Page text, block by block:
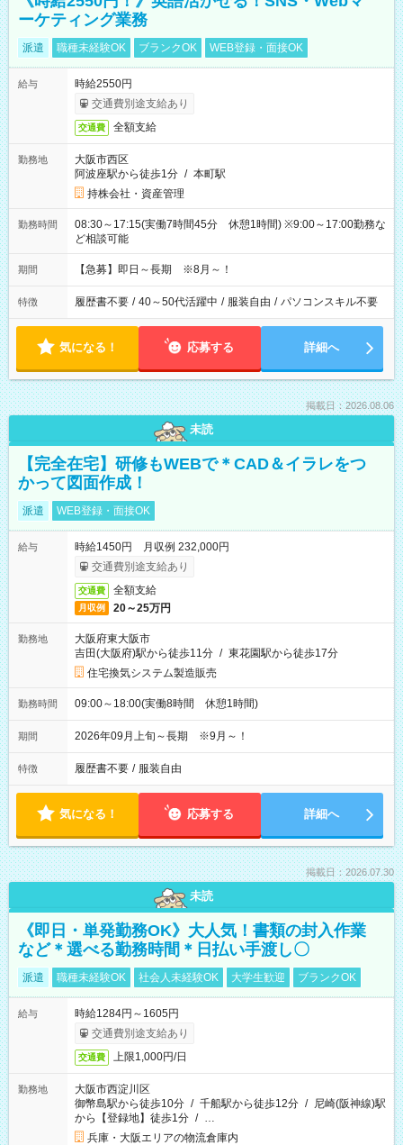
ーケティング業務
派遣 職種未経験OK ブランクOK WEB登録・面接OK
給与
時給2550円
交通費別途支給あり
交通費 全額支給
勤務地
大阪市西区
阿波座駅から徒歩1分 / 本町駅
持株会社・資産管理
勤務時間
08:30～17:15(実働7時間45分 休憩1時間) ※9:00～17:00勤務な
ど相談可能
期間 【急募】即日～長期 ※8月～！
特徴 履歴書不要 / 40～50代活躍中 / 服装自由 / パソコンスキル不要
気になる！ 応募する 詳細へ
掲載日：2026.08.06
未読
【完全在宅】研修もWEBで＊CAD＆イラレをつ
かって図面作成！
派遣 WEB登録・面接OK
給与
時給1450円 月収例 232,000円
交通費別途支給あり
交通費 全額支給
月収例 20～25万円
勤務地
大阪府東大阪市
吉田(大阪府)駅から徒歩11分 / 東花園駅から徒歩17分
住宅換気システム製造販売
勤務時間 09:00～18:00(実働8時間 休憩1時間)
期間 2026年09月上旬～長期 ※9月～！
特徴 履歴書不要 / 服装自由
気になる！ 応募する 詳細へ
掲載日：2026.07.30
未読
《即日・単発勤務OK》大人気！書類の封入作業
など＊選べる勤務時間＊日払い手渡し〇
派遣 職種未経験OK 社会人未経験OK 大学生歓迎 ブランクOK
給与
時給1284円～1605円
交通費別途支給あり
交通費 上限1,000円/日
勤務地
大阪市西淀川区
御幣島駅から徒歩10分 / 千船駅から徒歩12分 / 尼崎(阪神線)駅
から【登録地】徒歩1分 / …
兵庫・大阪エリアの物流倉庫内